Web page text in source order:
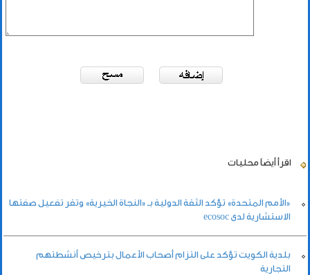
اقرأ أيضاً محليات
«الأمم المتحدة» تؤكد الثقة الدولية بـ «النجاة الخيرية» وتقر تفعيل صفتها
الاستشارية لدى ecosoc
بلدية الكويت تؤكد على التزام أصحاب الأعمال بترخيص أنشطتهم
التجارية